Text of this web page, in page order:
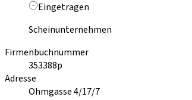
Eingetragen
Scheinunternehmen
Firmenbuchnummer
353388p
Adresse
Ohmgasse 4/17/7